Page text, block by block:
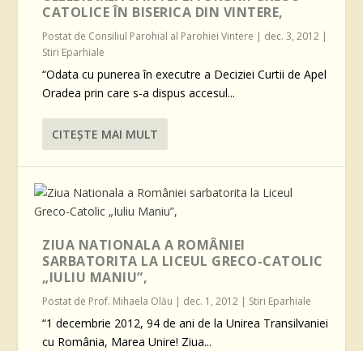
CATOLICE ÎN BISERICA DIN VINTERE,
Postat de Consiliul Parohial al Parohiei Vintere | dec. 3, 2012 |
Stiri Eparhiale
“Odata cu punerea în executre a Deciziei Curtii de Apel
Oradea prin care s-a dispus accesul...
CITEŞTE MAI MULT
ZIUA NATIONALA A ROMÂNIEI
SARBATORITA LA LICEUL GRECO-CATOLIC
„IULIU MANIU”,
Postat de Prof. Mihaela Olău | dec. 1, 2012 | Stiri Eparhiale
“1 decembrie 2012, 94 de ani de la Unirea Transilvaniei
cu România, Marea Unire! Ziua...